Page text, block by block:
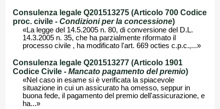
Consulenza legale Q201513275 (Articolo 700 Codice
proc. civile - Condizioni per la concessione)
«La legge del 14.5.2005 n. 80, di conversione del D.L.
14.3.2005 n. 35, che ha parzialmente riformato il
processo civile , ha modificato l'art. 669 octies c.p.c.,...»
Consulenza legale Q201513277 (Articolo 1901
Codice Civile - Mancato pagamento del premio)
«Nel caso in esame si è verificata la spiacevole
situazione in cui un assicurato ha omesso, seppur in
buona fede, il pagamento del premio dell'assicurazione, e
ha...»